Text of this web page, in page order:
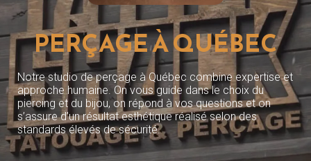
PERÇAGE À QUÉBEC
Notre studio de perçage à Québec combine expertise et
approche humaine. On vous guide dans le choix du
piercing et du bijou, on répond à vos questions et on
s’assure d’un résultat esthétique réalisé selon des
standards élevés de sécurité.